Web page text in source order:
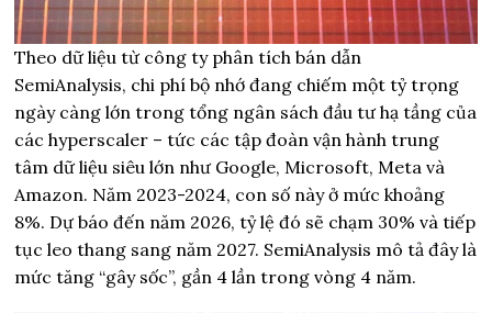
Theo dữ liệu từ công ty phân tích bán dẫn
SemiAnalysis, chi phí bộ nhớ đang chiếm một tỷ trọng
ngày càng lớn trong tổng ngân sách đầu tư hạ tầng của
các hyperscaler – tức các tập đoàn vận hành trung
tâm dữ liệu siêu lớn như Google, Microsoft, Meta và
Amazon. Năm 2023-2024, con số này ở mức khoảng
8%. Dự báo đến năm 2026, tỷ lệ đó sẽ chạm 30% và tiếp
tục leo thang sang năm 2027. SemiAnalysis mô tả đây là
mức tăng “gây sốc”, gần 4 lần trong vòng 4 năm.